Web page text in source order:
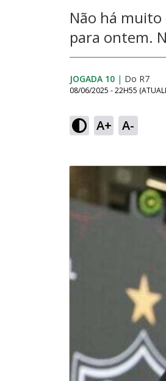
Não há
para ontem.
JOGADA 10 | Do R7
08/06/2025 - 22H55
A+ A-